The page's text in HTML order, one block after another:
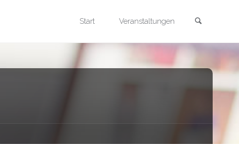
Start Veranstaltungen